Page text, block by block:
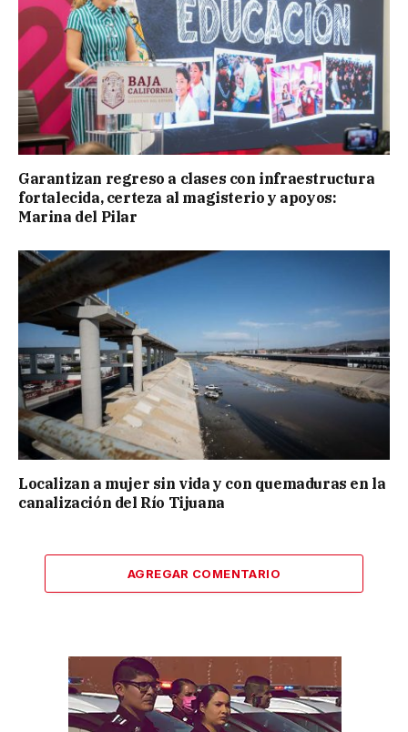
Garantizan regreso a clases con infraestructura
fortalecida, certeza al magisterio y apoyos:
Marina del Pilar
Localizan a mujer sin vida y con quemaduras en la
canalización del Río Tijuana
AGREGAR COMENTARIO